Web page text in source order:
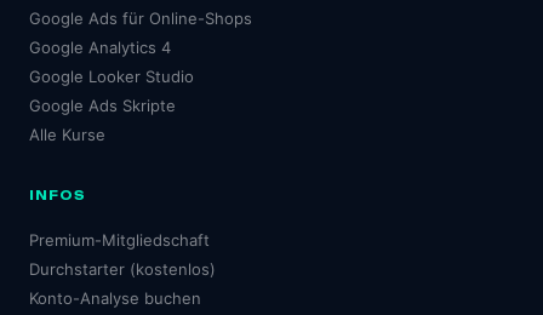
Google Ads für Online-Shops
Google Analytics 4
Google Looker Studio
Google Ads Skripte
Alle Kurse
INFOS
Premium-Mitgliedschaft
Durchstarter (kostenlos)
Konto-Analyse buchen